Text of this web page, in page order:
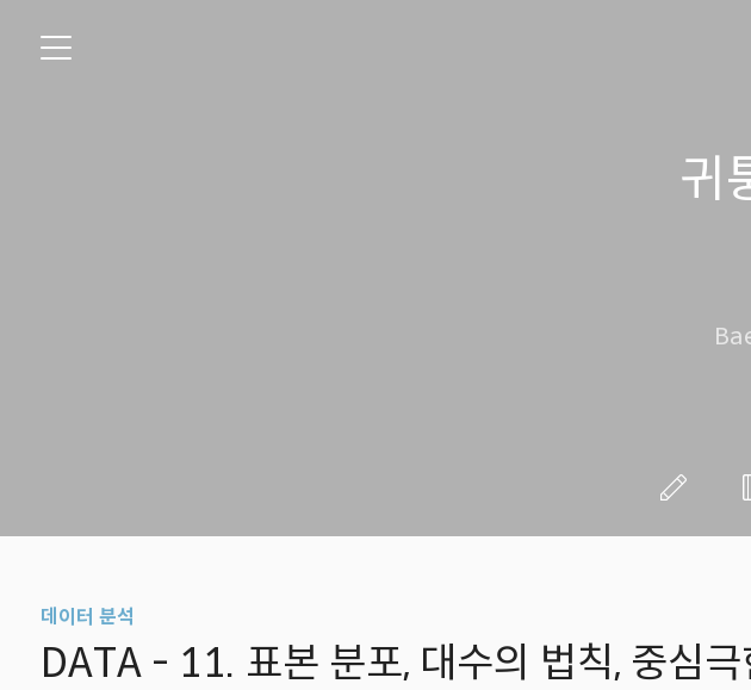
귀
데이터 분석
DATA - 11. 표본 분포, 대수의 법칙, 중심극